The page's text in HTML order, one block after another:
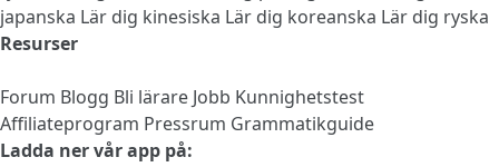
japanska Lär dig kinesiska Lär dig koreanska Lär dig ryska
Resurser
Forum Blogg Bli lärare Jobb Kunnighetstest
Affiliateprogram Pressrum Grammatikguide
Ladda ner vår app på: